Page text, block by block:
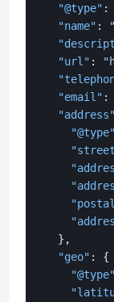
"@type" :
"name" :
"url" :
"email" :
"address"
"@type"
} ,
"geo" :
{
"@type"